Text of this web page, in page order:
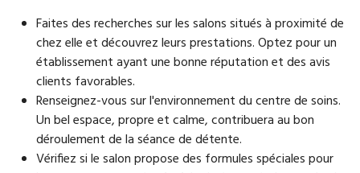
Faites des recherches sur les salons situés à proximité de
chez elle et découvrez leurs prestations. Optez pour un
établissement ayant une bonne réputation et des avis
clients favorables.
Renseignez-vous sur l'environnement du centre de soins.
Un bel espace, propre et calme, contribuera au bon
déroulement de la séance de détente.
Vérifiez si le salon propose des formules spéciales pour